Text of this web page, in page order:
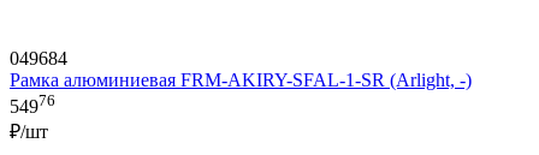
049684
Рамка алюминиевая FRM-AKIRY-SFAL-1-SR (Arlight, -)
54976
₽/шт